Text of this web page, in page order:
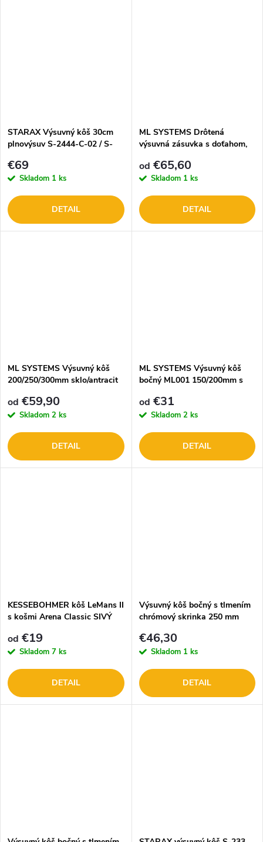
STARAX Výsuvný kôš 30cm
plnovýsuv S-2444-C-02 / S-
€69
Skladom 1 ks
DETAIL
ML SYSTEMS Drôtená
výsuvná zásuvka s doťahom,
od €65,60
Skladom 1 ks
DETAIL
ML SYSTEMS Výsuvný kôš
200/250/300mm sklo/antracit
od €59,90
Skladom 2 ks
DETAIL
ML SYSTEMS Výsuvný kôš
bočný ML001 150/200mm s
od €31
Skladom 2 ks
DETAIL
KESSEBOHMER kôš LeMans II
s košmi Arena Classic SIVÝ
od €19
Skladom 7 ks
DETAIL
Výsuvný kôš bočný s tlmením
chrómový skrinka 250 mm
€46,30
Skladom 1 ks
DETAIL